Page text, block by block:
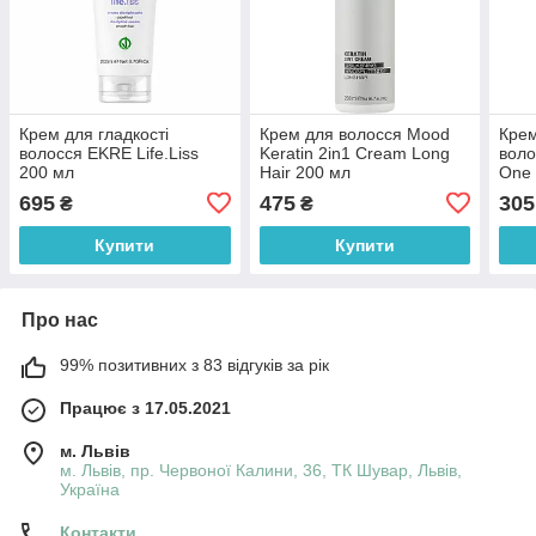
Крем для гладкості
волосся EKRE Life.Liss
200 мл
695 ₴
Купити
Крем для волосся Mood
Keratin 2in1 Cream Long
Hair 200 мл
475₴
Купити
One
305
Про нас
99% позитивних з 83 відгуків за рік
Працює з 17.05.2021
м. Львів
м. Львів, пр. Червоної Калини, 36, ТК Шувар, Львів,
Україна